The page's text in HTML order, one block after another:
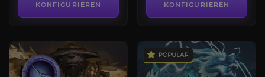
KONFIGURIEREN KONFIGURIEREN